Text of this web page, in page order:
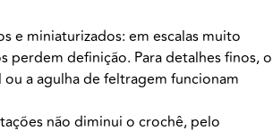
e miniaturizados: em escalas muito
perdem definição. Para detalhes finos, o
a agulha de feltragem funcionam
não diminui o crochê, pelo